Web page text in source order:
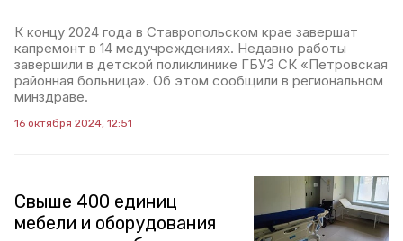
К концу 2024 года в Ставропольском крае завершат
капремонт в 14 медучреждениях. Недавно работы
завершили в детской поликлинике ГБУЗ СК «Петровская
районная больница». Об этом сообщили в региональном
минздраве.
16 октября 2024, 12:51
Свыше 400 единиц
мебели и оборудования